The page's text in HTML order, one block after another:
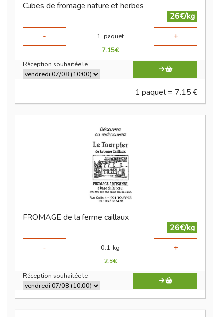
Cubes de fromage nature et herbes
26€/kg
-
1 paquet +
7.15€
Réception souhaitée le
1 paquet = 7.15 €
FROMAGE de la ferme caillaux
26€/kg
-
0.1 kg +
2.6€
Réception souhaitée le